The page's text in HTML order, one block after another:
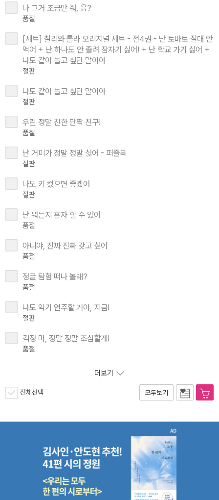
나 그거 조금만 줘, 응?
품절
[세트] 찰리와 롤라 오리지널 세트 - 전4권 - 난 토마토 절대 안
먹어 + 난 하나도 안 졸려 잠자기 싫어! + 난 학교 가기 싫어 +
나도 같이 놀고 싶단 말이야
절판
나도 같이 놀고 싶단 말이야
절판
우린 정말 친한 단짝 친구!
품절
난 거미가 정말 정말 싫어 - 퍼즐북
절판
나도 키 컸으면 좋겠어
절판
난 뭐든지 혼자 할 수 있어
품절
아니야, 진짜 진짜 갖고 싶어
품절
정글 탐험 떠나 볼래?
품절
나도 악기 연주할 거야, 지금!
절판
걱정 마, 정말 정말 조심할게!
품절
더보기
전체선택 모두보기